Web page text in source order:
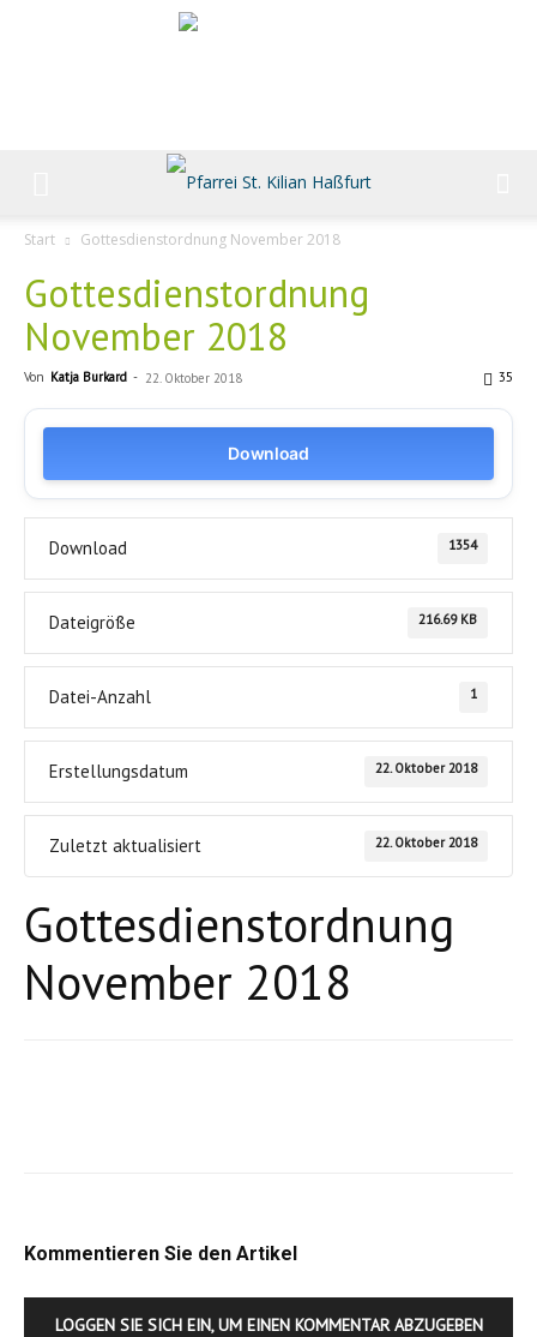
Start Gottesdienstordnung November 2018
Gottesdienstordnung
November 2018
Von Katja Burkard - 22. Oktober 2018 35
Download
Download 1354
Dateigröße 216.69 KB
Datei-Anzahl 1
Erstellungsdatum 22. Oktober 2018
Zuletzt aktualisiert 22. Oktober 2018
Gottesdienstordnung
November 2018
Kommentieren Sie den Artikel
LOGGEN SIE SICH EIN, UM EINEN KOMMENTAR ABZUGEBEN